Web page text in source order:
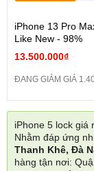
iPhone 13 Pro
Like New - 98%
13.500.000₫
ĐANG GIẢM GIÁ
iPhone 5 lock giá
Nhằm đáp ứng
Thanh Khê, Đà
hàng tận nơi: